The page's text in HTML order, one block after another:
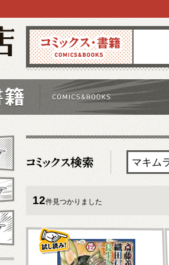
コミックス 雑誌
12件見つかりました